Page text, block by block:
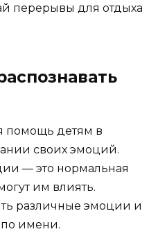
перерывы для отдыха
помощь детям в
своих эмоций.
— это нормальная
им влиять.
различные эмоции и
по имени.